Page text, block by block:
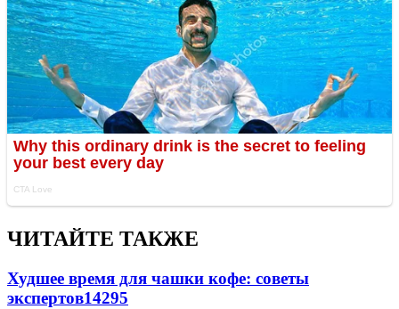
ЧИТАЙТЕ ТАКЖЕ
Худшее время для чашки кофе: советы
экспертов14295